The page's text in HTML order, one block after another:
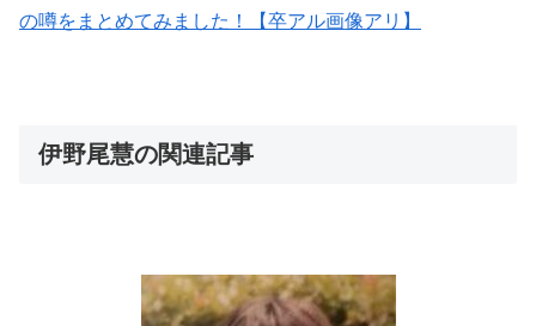
の噂をまとめてみました！【卒アル画像アリ】
伊野尾慧の関連記事